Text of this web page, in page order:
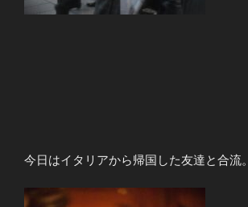
今日はイタリアから帰国した友達と合流。